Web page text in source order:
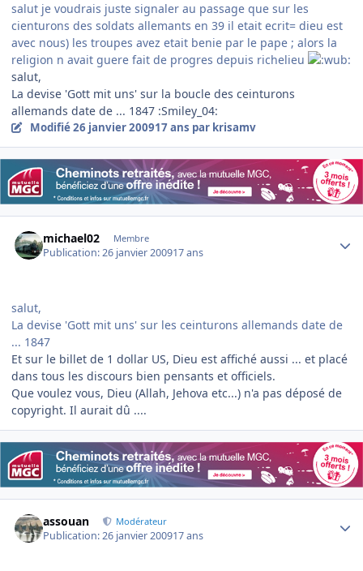
salut je voudrais juste signaler au passage que sur les
cienturons des soldats allemants en 39 il etait ecrit= dieu est
avec nous) les troupes avez etait benie par le pape ; alors la
religion n avait guere fait de progres depuis richelieu
salut,
La devise 'Gott mit uns' sur la boucle des ceinturons
allemands date de ... 1847 :Smiley_04:
Modifié26 janvier 200917 ans par krisamv
michael02 Membre
Publication:26 janvier 200917 ans
salut,
La devise 'Gott mit uns' sur les ceinturons allemands date de
... 1847
Et sur le billet de 1 dollar US, Dieu est affiché aussi ... et placé
dans tous les discours bien pensants et officiels.
Que voulez vous, Dieu (Allah, Jehova etc...) n'a pas déposé de
copyright. Il aurait dû ....
assouan Modérateur
Publication:26 janvier 200917 ans